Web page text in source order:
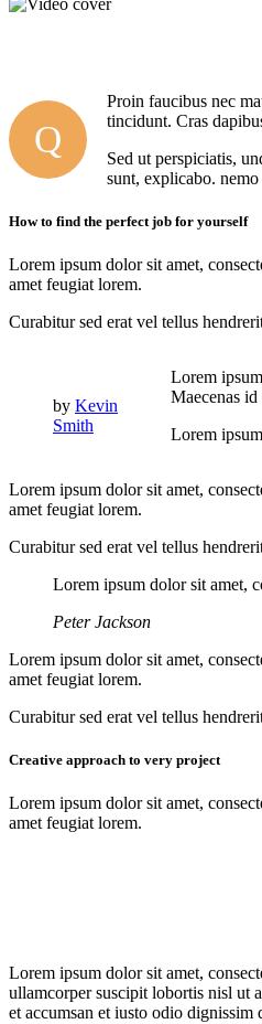
Q
Proin faucibus nec
tincidunt. Cras
Sed ut perspiciatis,
sunt, explicabo.
How to find the perfect job for yourself
Lorem ipsum dolor sit amet,
amet feugiat lorem.
Curabitur sed erat vel tellus
by Kevin
Smith
Lorem
Maecenas
Lorem
Lorem ipsum dolor sit amet,
amet feugiat lorem.
Curabitur sed erat vel tellus
Lorem ipsum dolor sit amet,
Peter Jackson
Lorem ipsum dolor sit amet,
amet feugiat lorem.
Curabitur sed erat vel tellus
Creative approach to very project
Lorem ipsum dolor sit amet,
amet feugiat lorem.
Lorem ipsum dolor sit amet,
ullamcorper suscipit lobortis nisl ut
et accumsan et iusto odio